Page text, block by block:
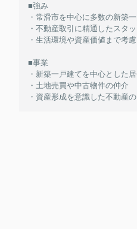
■強み
・常滑市を中心に多数の新築
・不動産取引に精通したスタ
・生活環境や資産価値まで考
■事業
・新築一戸建てを中心とした
・土地売買や中古物件の仲介
・資産形成を意識した不動産